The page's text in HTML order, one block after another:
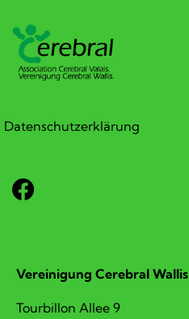
Datenschutzerklärung
Vereinigung Cerebral Wallis
Tourbillon Allee 9